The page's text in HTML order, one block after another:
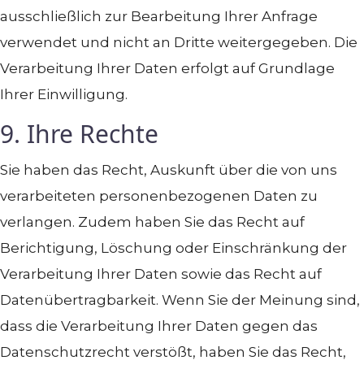
ausschließlich zur Bearbeitung Ihrer Anfrage
verwendet und nicht an Dritte weitergegeben. Die
Verarbeitung Ihrer Daten erfolgt auf Grundlage
Ihrer Einwilligung.
9. Ihre Rechte
Sie haben das Recht, Auskunft über die von uns
verarbeiteten personenbezogenen Daten zu
verlangen. Zudem haben Sie das Recht auf
Berichtigung, Löschung oder Einschränkung der
Verarbeitung Ihrer Daten sowie das Recht auf
Datenübertragbarkeit. Wenn Sie der Meinung sind,
dass die Verarbeitung Ihrer Daten gegen das
Datenschutzrecht verstößt, haben Sie das Recht,